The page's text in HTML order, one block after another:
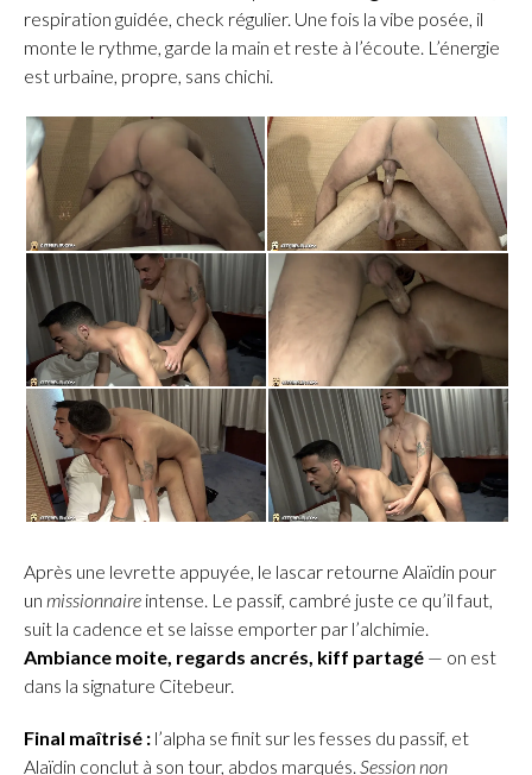
respiration guidée, check régulier. Une fois la vibe posée, il
monte le rythme, garde la main et reste à l’écoute. L’énergie
est urbaine, propre, sans chichi.
Après une levrette appuyée, le lascar retourne Alaïdin pour
un missionnaire intense. Le passif, cambré juste ce qu’il faut,
suit la cadence et se laisse emporter par l’alchimie.
Ambiance moite, regards ancrés, kiff partagé — on est
dans la signature Citebeur.
Final maîtrisé : l’alpha se finit sur les fesses du passif, et
Alaïdin conclut à son tour, abdos marqués. Session non